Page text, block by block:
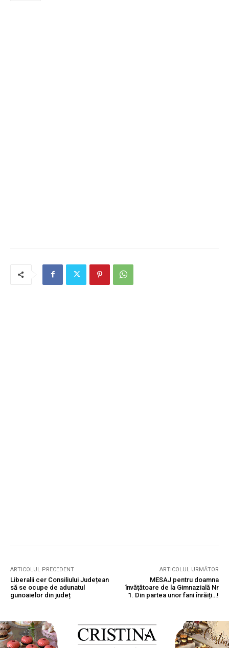
ARTICOLUL PRECEDENT
Liberalii cer Consiliului Județean
să se ocupe de adunatul
gunoaielor din județ
ARTICOLUL URMĂTOR
MESAJ pentru doamna
învățătoare de la Gimnazială Nr
1. Din partea unor fani înrăiți…!